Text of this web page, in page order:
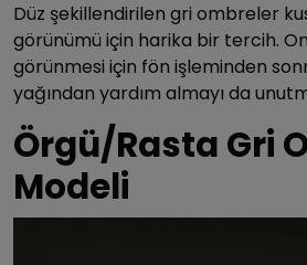
Düz şekillendirilen gri ombreler
görünümü için harika bir tercih.
görünmesi için fön işleminden
yağından yardım almayı da
Örgü/Rasta Gri
Modeli